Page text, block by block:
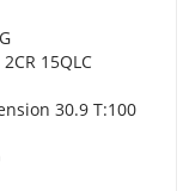
15QLC
30.9 T:100